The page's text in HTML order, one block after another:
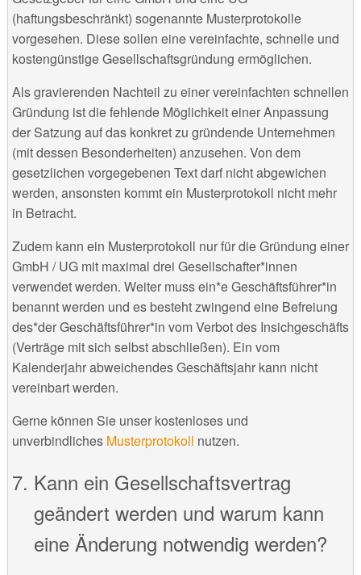
(haftungsbeschränkt) sogenannte Musterprotokolle
vorgesehen. Diese sollen eine vereinfachte, schnelle und
kostengünstige Gesellschaftsgründung ermöglichen.
Als gravierenden Nachteil zu einer vereinfachten schnellen
Gründung ist die fehlende Möglichkeit einer Anpassung
der Satzung auf das konkret zu gründende Unternehmen
(mit dessen Besonderheiten) anzusehen. Von dem
gesetzlichen vorgegebenen Text darf nicht abgewichen
werden, ansonsten kommt ein Musterprotokoll nicht mehr
in Betracht.
Zudem kann ein Musterprotokoll nur für die Gründung einer
GmbH / UG mit maximal drei Gesellschafter*innen
verwendet werden. Weiter muss ein*e Geschäftsführer*in
benannt werden und es besteht zwingend eine Befreiung
des*der Geschäftsführer*in vom Verbot des Insichgeschäfts
(Verträge mit sich selbst abschließen). Ein vom
Kalenderjahr abweichendes Geschäftsjahr kann nicht
vereinbart werden.
Gerne können Sie unser kostenloses und
unverbindliches Musterprotokoll nutzen.
Kann ein Gesellschaftsvertrag
geändert werden und warum kann
eine Änderung notwendig werden?